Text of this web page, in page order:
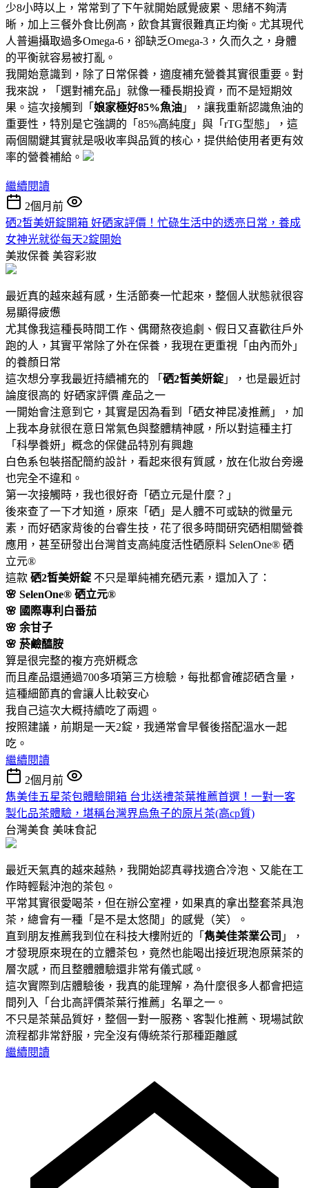
少8小時以上，常常到了下午就開始感覺疲累、思緒不夠清
晰，加上三餐外食比例高，飲食其實很難真正均衡。尤其現代
人普遍攝取過多Omega-6，卻缺乏Omega-3，久而久之，身體
的平衡就容易被打亂。
我開始意識到，除了日常保養，適度補充營養其實很重要。對
我來說，「選對補充品」就像一種長期投資，而不是短期效
果。這次接觸到「 娘家極好85%魚油 」，讓我重新認識魚油的
重要性，特別是它強調的「85%高純度」與「rTG型態」，這
兩個關鍵其實就是吸收率與品質的核心，提供給使用者更有效
率的營養補給。
繼續閱讀
2個月前
硒2皙美妍錠開箱 好硒家評價！忙碌生活中的透亮日常，養成
女神光就從每天2錠開始
美妝保養 美容彩妝
最近真的越來越有感，生活節奏一忙起來，整個人狀態就很容
易顯得疲憊
尤其像我這種長時間工作、偶爾熬夜追劇、假日又喜歡往戶外
跑的人，其實平常除了外在保養，我現在更重視「由內而外」
的養顏日常
這次想分享我最近持續補充的 「 硒2皙美妍錠 」，也是最近討
論度很高的 好硒家評價 產品之一
一開始會注意到它，其實是因為看到「硒女神昆凌推薦」，加
上我本身就很在意日常氣色與整體精神感，所以對這種主打
「科學養妍」概念的保健品特別有興趣
白色系包裝搭配簡約設計，看起來很有質感，放在化妝台旁邊
也完全不違和。
第一次接觸時，我也很好奇「硒立元是什麼？」
後來查了一下才知道，原來「硒」是人體不可或缺的微量元
素，而好硒家背後的台睿生技，花了很多時間研究硒相關營養
應用，甚至研發出台灣首支高純度活性硒原料 SelenOne® 硒
立元®
這款 硒2皙美妍錠 不只是單純補充硒元素，還加入了：
🌸 SelenOne® 硒立元®
🌸 國際專利白番茄
🌸 余甘子
🌸 菸鹼醯胺
算是很完整的複方亮妍概念
而且產品還通過700多項第三方檢驗，每批都會確認硒含量，
這種細節真的會讓人比較安心
我自己這次大概持續吃了兩週。
按照建議，前期是一天2錠，我通常會早餐後搭配溫水一起
吃。
繼續閱讀
2個月前
雋美佳五星茶包體驗開箱 台北送禮茶葉推薦首選！一對一客
製化品茶體驗，堪稱台灣界烏魚子的原片茶(高cp質)
台灣美食 美味食記
最近天氣真的越來越熱，我開始認真尋找適合冷泡、又能在工
作時輕鬆沖泡的茶包。
平常其實很愛喝茶，但在辦公室裡，如果真的拿出整套茶具泡
茶，總會有一種「是不是太悠閒」的感覺（笑）。
直到朋友推薦我到位在科技大樓附近的「 雋美佳茶業公司 」，
才發現原來現在的立體茶包，竟然也能喝出接近現泡原葉茶的
層次感，而且整體體驗還非常有儀式感。
這次實際到店體驗後，我真的能理解，為什麼很多人都會把這
間列入「台北高評價茶葉行推薦」名單之一。
不只是茶葉品質好，整個一對一服務、客製化推薦、現場試飲
流程都非常舒服，完全沒有傳統茶行那種距離感
繼續閱讀